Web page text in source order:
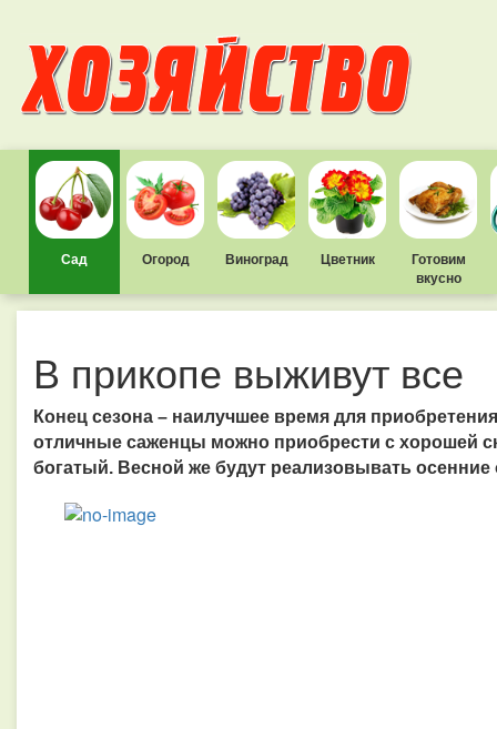
Сад Огород Виноград Цветник
Готовим
вкусно
В прикопе выживут все
Конец сезона – наилучшее время для
отличные саженцы можно приобрести с хорошей
богатый. Весной же будут реализовывать